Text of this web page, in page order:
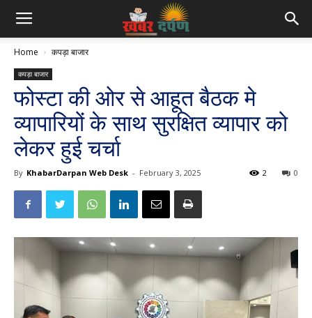
Home कपड़ा बाजार
कपड़ा बाजार
फोस्टा की ओर से आहूत बैठक मे
व्यापारियों के साथ सुरक्षित व्यापार को
लेकर हुई चर्चा
By KhabarDarpan Web Desk - February 3, 2025 0
2